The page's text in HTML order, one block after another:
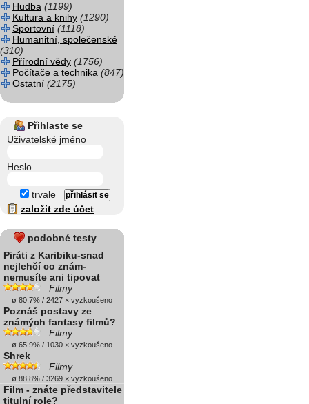
Hudba (1199)
Kultura a knihy (1290)
Sportovní (1118)
Humanitní, společenské
(310)
Přírodní vědy (1756)
Počítače a technika (847)
Ostatní (2175)
Přihlaste se
Uživatelské jméno
Heslo
trvale
založit zde účet
podobné testy
Piráti z Karibiku-snad
nejlehčí co znám-
nemusíte ani tipovat
Filmy
ø 80.7% / 2427 × vyzkoušeno
Poznáš postavy ze
známých fantasy filmů?
Filmy
ø 65.9% / 1030 × vyzkoušeno
Shrek
Filmy
ø 88.8% / 3269 × vyzkoušeno
Film - znáte představitele
titulní role?